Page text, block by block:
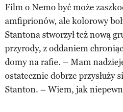
Film o Nemo być może
amfiprionów, ale kolorowy
Stantona stworzył też nową
przyrody, z oddaniem
domy na rafie. – Mam
ostatecznie dobrze przysłuży
Stanton. – Wiem, jak